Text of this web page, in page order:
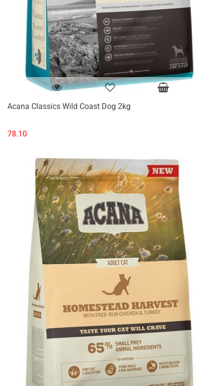
Acana Classics Wild Coast Dog 2kg
78.10